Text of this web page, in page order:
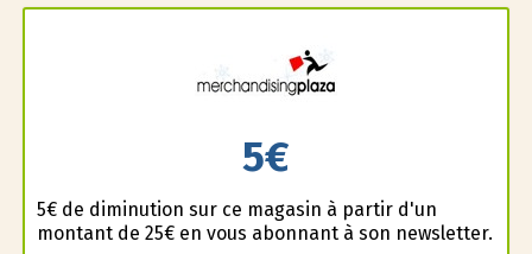
5€
5€ de diminution sur ce magasin à partir d'un
montant de 25€ en vous abonnant à son newsletter.